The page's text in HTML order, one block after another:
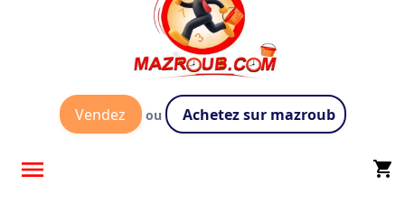
Vendez ou Achetez sur mazroub
 shopping_cart